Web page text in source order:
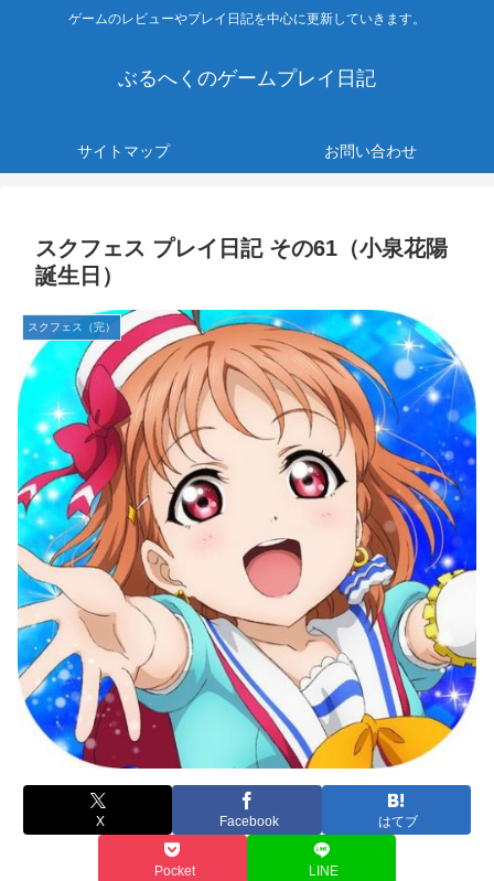
ゲームのレビューやプレイ日記を中心に更新していきます。
ぶるへくのゲームプレイ日記
サイトマップ お問い合わせ
スクフェス プレイ日記 その61（小泉花陽
誕生日）
スクフェス（完）
X Facebook はてブ
Pocket LINE